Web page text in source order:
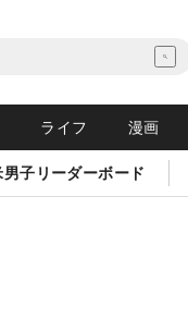
ライフ 漫画
子リーダーボード